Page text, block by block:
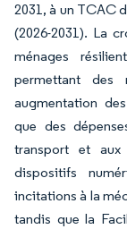
2031, à un TCAC
(2026-2031). La
ménages
permettant des
augmentation
que des
transport et
dispositifs
incitations à la
tandis que la